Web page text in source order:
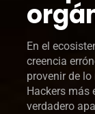
En el
creencia
provenir de
Hackers más
verdadero